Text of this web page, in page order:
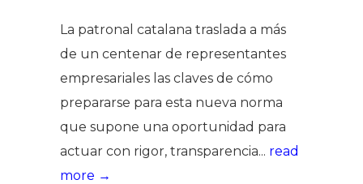
La patronal catalana traslada a más
de un centenar de representantes
empresariales las claves de cómo
prepararse para esta nueva norma
que supone una oportunidad para
actuar con rigor, transparencia... read
more →